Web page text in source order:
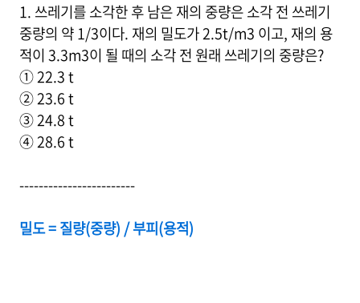
1. 쓰레기를 소각한 후 남은 재의 중량은 소각 전 쓰레기
중량의 약 1/3이다. 재의 밀도가 2.5t/m3 이고, 재의 용
적이 3.3m3이 될 때의 소각 전 원래 쓰레기의 중량은?
① 22.3 t
② 23.6 t
③ 24.8 t
④ 28.6 t
------------------------
밀도 = 질량(중량) / 부피(용적)